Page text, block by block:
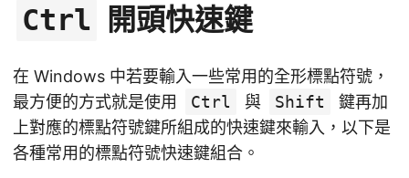
Ctrl 開頭快速鍵
在 Windows 中若要輸入一些常用的全形標點符號，
最方便的方式就是使用
Ctrl 與 Shift
鍵再加
上對應的標點符號鍵所組成的快速鍵來輸入，以下是
各種常用的標點符號快速鍵組合。